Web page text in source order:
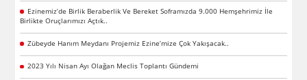
Ezinemiz’de Birlik Beraberlik Ve Bereket Soframızda 9.000 Hemşehrimiz İle
Birlikte Oruçlarımızı Açtık..
Zübeyde Hanım Meydanı Projemiz Ezine’mize Çok Yakışacak..
2023 Yılı Nisan Ayı Olağan Meclis Toplantı Gündemi